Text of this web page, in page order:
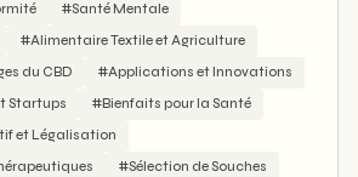
#Santé Mentale
#Alimentaire Textile et Agriculture
du CBD
#Applications et Innovations
Startups
#Bienfaits pour la Santé
et Légalisation
#Sélection de Souches